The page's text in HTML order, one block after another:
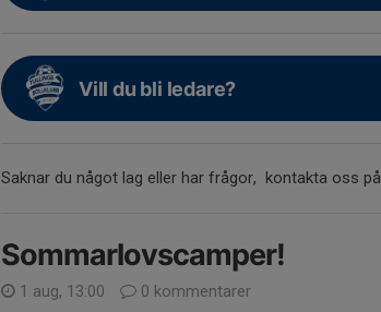
Vill du bli ledare?
Saknar du något lag eller har frågor, kontakta oss på
Sommarlovscamper!
1 aug, 13:00
0 kommentarer